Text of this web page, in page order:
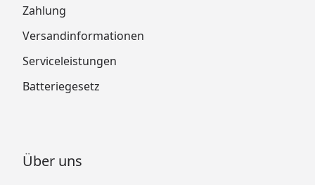
Zahlung
Versandinformationen
Serviceleistungen
Batteriegesetz
Über uns